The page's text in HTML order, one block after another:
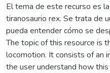
El tema de este recurso es
tiranosaurio rex. Se trata de
pueda entender cómo se
The topic of this resource is
locomotion. It consists of an
the user understand how this